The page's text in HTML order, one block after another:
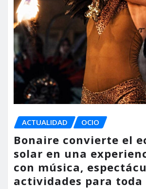
ACTUALIDAD OCIO
Bonaire convierte el
solar en una
con música,
actividades para